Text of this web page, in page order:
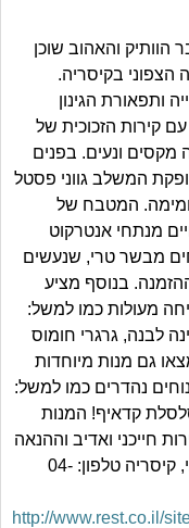
הוותיק והאהוב שוכן
בקיסריה.
ותפאורת הגינון
קירות הזכוכית של
ונעים. בפנים
המשלב גווני פסטל
חמימה. המטבח של
מנתחי אנטרקוט
מבשר טרי, שנעשים
בנוסף מציע
מעולות כמו למשל:
לבנה, גרגרי חומוס
גם מנות מיוחדות
נהדרים כמו למשל:
קדאיף! המנות
חייכני ואדיב וההנאה
מובטחת. השוהם 13, פארק תעשיה צפוני, קיסריה טלפון: 04-
http://www.rest.co.il/